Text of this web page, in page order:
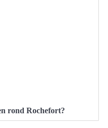
rond Rochefort?